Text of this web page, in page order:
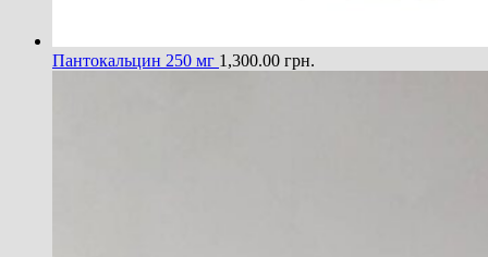
Пантокальцин 250 мг 1,300.00 грн.